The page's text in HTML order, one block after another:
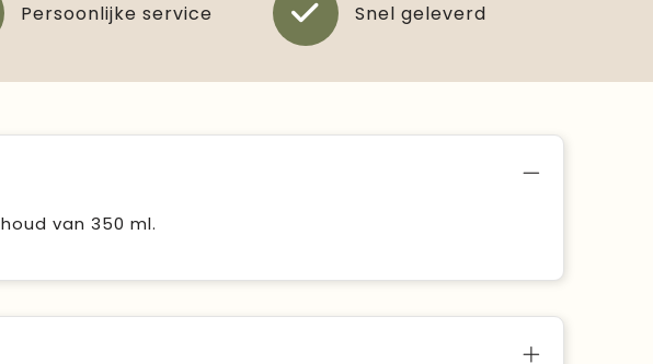
Persoonlijke service Snel geleverd
van 350 ml.